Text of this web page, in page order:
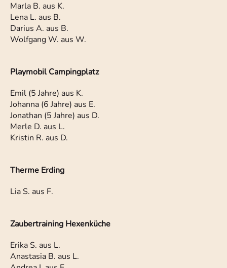
Marla B. aus K.
Lena L. aus B.
Darius A. aus B.
Wolfgang W. aus W.
Playmobil Campingplatz
Emil (5 Jahre) aus K.
Johanna (6 Jahre) aus E.
Jonathan (5 Jahre) aus D.
Merle D. aus L.
Kristin R. aus D.
Therme Erding
Lia S. aus F.
Zaubertraining Hexenküche
Erika S. aus L.
Anastasia B. aus L.